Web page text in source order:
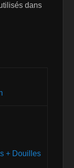
dans
+ Douilles